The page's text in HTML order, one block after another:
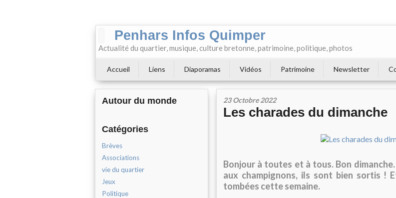
Penhars Infos Quimper
Actualité du quartier, musique, culture bretonne, patrimoine, politique, photos
Accueil Liens Diaporamas Vidéos Patrimoine Newsletter
Autour du monde
Catégories
Brèves
Associations
vie du quartier
Jeux
Politique
23 Octobre 2022
Les charades du dimanche
Bonjour à toutes et à tous. Bon
aux champignons, ils sont bien sortis !
tombées cette semaine.